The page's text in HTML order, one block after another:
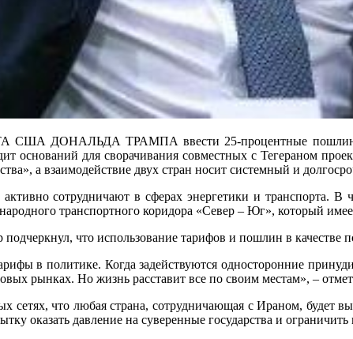
ТРАМПА ввести 25-процентные пошлины
оснований для сворачивания совместных с Тегераном
а взаимодействие двух стран носит системный и
сотрудничают в сферах энергетики и транспорта.
транспортного коридора «Север – Юг», который
что использование тарифов и пошлин в качестве
в политике. Когда задействуются односторонние
рынках. Но жизнь расставит все по своим местам», –
сетях, что любая страна, сотрудничающая с Ираном,
оказать давление на суверенные государства и